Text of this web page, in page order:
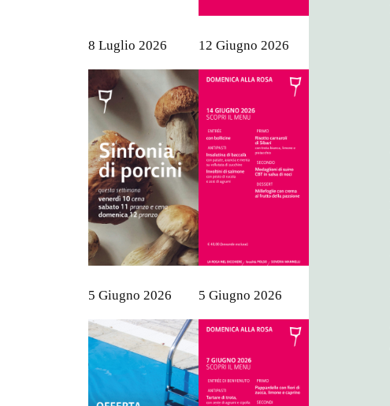
8 Luglio 2026 12 Giugno 2026
5 Giugno 2026 5 Giugno 2026